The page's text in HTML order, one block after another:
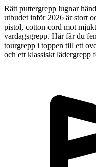
Rätt puttergrepp lugnar
utbudet inför 2026 är stort
pistol, cotton cord mot
vardagsgrepp. Här får du
tourgrepp i toppen till ett
och ett klassiskt lädergrepp